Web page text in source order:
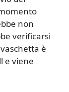
non
verificarsi
è
e viene